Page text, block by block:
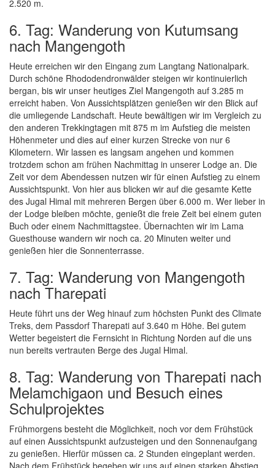
2.520 m.
6. Tag: Wanderung von Kutumsang
nach Mangengoth
Heute erreichen wir den Eingang zum Langtang Nationalpark.
Durch schöne Rhododendronwälder steigen wir kontinuierlich
bergan, bis wir unser heutiges Ziel Mangengoth auf 3.285 m
erreicht haben. Von Aussichtsplätzen genießen wir den Blick auf
die umliegende Landschaft. Heute bewältigen wir im Vergleich zu
den anderen Trekkingtagen mit 875 m im Aufstieg die meisten
Höhenmeter und dies auf einer kurzen Strecke von nur 6
Kilometern. Wir lassen es langsam angehen und kommen
trotzdem schon am frühen Nachmittag in unserer Lodge an. Die
Zeit vor dem Abendessen nutzen wir für einen Aufstieg zu einem
Aussichtspunkt. Von hier aus blicken wir auf die gesamte Kette
des Jugal Himal mit mehreren Bergen über 6.000 m. Wer lieber in
der Lodge bleiben möchte, genießt die freie Zeit bei einem guten
Buch oder einem Nachmittagstee. Übernachten wir im Lama
Guesthouse wandern wir noch ca. 20 Minuten weiter und
genießen hier die Sonnenterrasse.
7. Tag: Wanderung von Mangengoth
nach Tharepati
Heute führt uns der Weg hinauf zum höchsten Punkt des Climate
Treks, dem Passdorf Tharepati auf 3.640 m Höhe. Bei gutem
Wetter begeistert die Fernsicht in Richtung Norden auf die uns
nun bereits vertrauten Berge des Jugal Himal.
8. Tag: Wanderung von Tharepati nach
Melamchigaon und Besuch eines
Schulprojektes
Frühmorgens besteht die Möglichkeit, noch vor dem Frühstück
auf einen Aussichtspunkt aufzusteigen und den Sonnenaufgang
zu genießen. Hierfür müssen ca. 2 Stunden eingeplant werden.